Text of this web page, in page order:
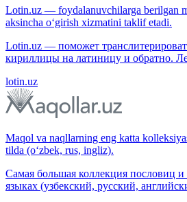
Lotin.uz — foydalanuvchilarga berilgan
aksincha o‘girish xizmatini taklif etadi.
Lotin.uz — поможет
кириллицы на латиницу и обратно.
lotin.uz
Maqol va naqllarning eng katta
tilda (o‘zbek, rus, ingliz).
Самая большая коллекция пословиц и
языках (узбекский, русский,